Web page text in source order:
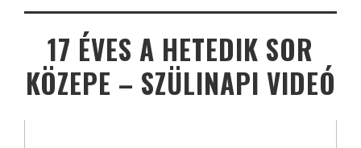
17 ÉVES A HETEDIK SOR
KÖZEPE – SZÜLINAPI VIDEÓ